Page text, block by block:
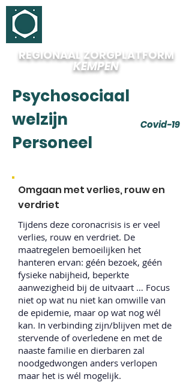
REGIONAAL ZORGPLATFORM
KEMPEN
Psychosociaal
welzijn
Personeel
Omgaan met verlies, rouw en
verdriet
Tijdens deze coronacrisis is er veel
verlies, rouw en verdriet. De
maatregelen bemoeilijken het
hanteren ervan: géén bezoek, géén
fysieke nabijheid, beperkte
aanwezigheid bij de uitvaart … Focus
niet op wat nu niet kan omwille van
de epidemie, maar op wat nog wél
kan. In verbinding zijn/blijven met de
stervende of overledene en met de
naaste familie en dierbaren zal
noodgedwongen anders verlopen
maar het is wél mogelijk.
Covid-19